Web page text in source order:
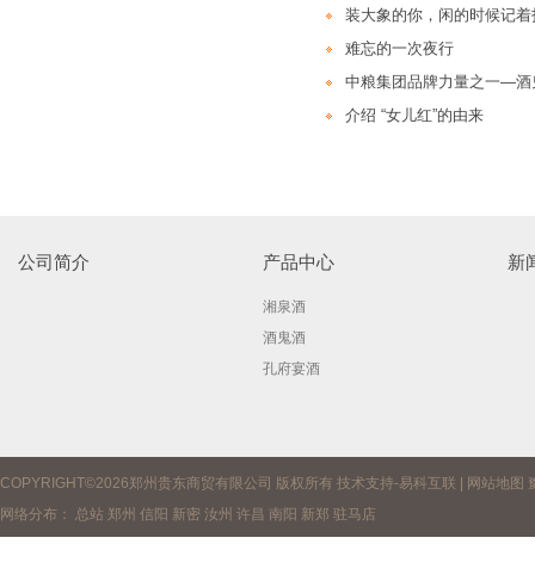
装大象的你，闲的时候记
难忘的一次夜行
中粮集团品牌力量之一—酒
介绍 “女儿红”的由来
公司简介 产品中心
湘泉酒
酒鬼酒
孔府宴酒
新
COPYRIGHT©2026郑州贵东商贸有限公司 版权所有 技术支持-易科互联 网站地图
网络分布： 总站 郑州 信阳 新密 汝州 许昌 南阳 新郑 驻马店